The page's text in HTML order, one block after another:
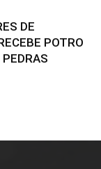
DE
POTRO